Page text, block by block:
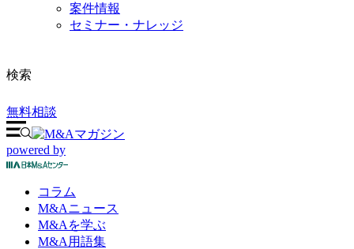
案件情報
セミナー・ナレッジ
検索
無料相談
powered by
コラム
M&Aニュース
M&Aを学ぶ
M&A 用語集